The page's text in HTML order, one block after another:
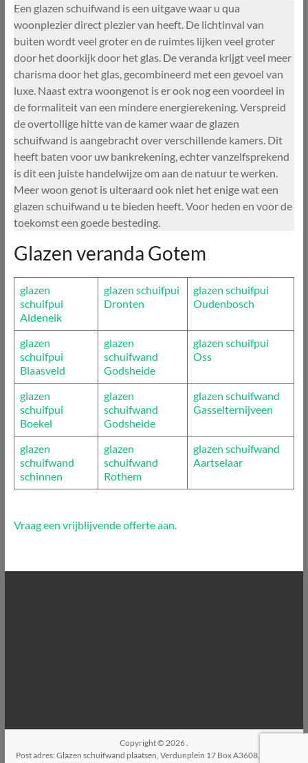
Een glazen schuifwand is een uitgave waar u qua
woonplezier direct plezier van heeft. De lichtinval van
buiten wordt veel groter en de ruimtes lijken veel groter
door het doorkijk door het glas. De veranda krijgt veel meer
charisma door het glas, gecombineerd met een gevoel van
luxe. Naast extra woongenot is er ook nog een voordeel in
de formaliteit van een mindere energierekening. Verspreid
de overtollige hitte van de kamer waar de glazen
schuifwand is aangebracht over verschillende kamers. Dit
heeft baten voor uw bankrekening, echter vanzelfsprekend
is dit een juiste handelwijze om aan de natuur te werken.
Meer woon genot is uiteraard ook niet het enige wat een
glazen schuifwand u te bieden heeft. Voor heden en voor de
toekomst een goede besteding.
Glazen veranda Gotem
glazen
schuifpui
Aldeneik
glazen schuifpui
Dronten
glazen schuifpui
Oudenbosch
glazen
schuifpui
Blaasveld
glazen
schuifwand
Godsheide
glazen schuifpui
Oss
glazen
schuifpui
Boekel
glazen
schuifwand
Godsheide
glazen schuifwand
Gasselternijveen
glazen
schuifwand
schinnen
glazen
schuifwand
Rothem
glazen schuifwand
Aartselaar
Vraag een vrijblijvende offerte aan.
Copyright © 2026
Post adres: Glazen schuifwand plaatsen, Verdunplein 17 Box A3608, 5627SZ,